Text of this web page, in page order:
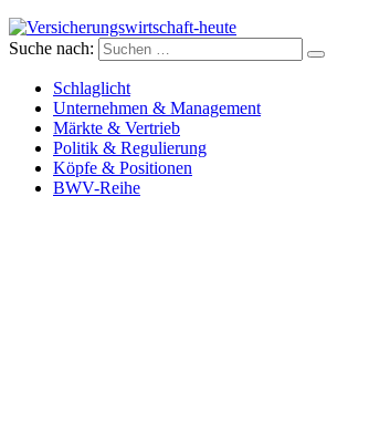
Versicherungswirtschaft-heute
Suche nach:
Schlaglicht
Unternehmen & Management
Märkte & Vertrieb
Politik & Regulierung
Köpfe & Positionen
BWV-Reihe